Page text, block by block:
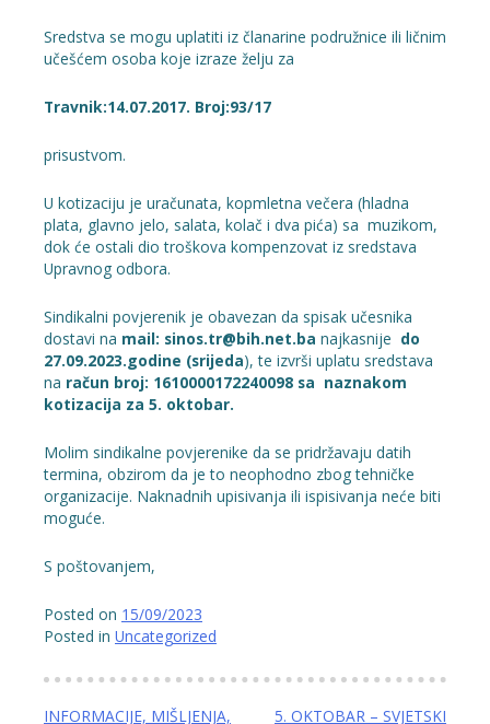
Sredstva se mogu uplatiti iz članarine podružnice ili ličnim
učešćem osoba koje izraze želju za
Travnik:14.07.2017. Broj:93/17
prisustvom.
U kotizaciju je uračunata, kopmletna večera (hladna
plata, glavno jelo, salata, kolač i dva pića) sa muzikom,
dok će ostali dio troškova kompenzovat iz sredstava
Upravnog odbora.
Sindikalni povjerenik je obavezan da spisak učesnika
dostavi na mail: sinos.tr@bih.net.ba najkasnije do
27.09.2023.godine (srijeda), te izvrši uplatu sredstava
na račun broj: 1610000172240098 sa naznakom
kotizacija za 5. oktobar.
Molim sindikalne povjerenike da se pridržavaju datih
termina, obzirom da je to neophodno zbog tehničke
organizacije. Naknadnih upisivanja ili ispisivanja neće biti
moguće.
S poštovanjem,
Posted on 15/09/2023
Posted in Uncategorized
Navigacija
INFORMACIJE, MIŠLJENJA,
5. OKTOBAR – SVJETSKI